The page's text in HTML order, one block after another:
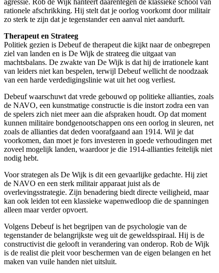
rationele afschrikking. Hij stelt dat je oorlog voorkomt door militair
zo sterk te zijn dat je tegenstander een aanval niet aandurft.
Therapeut en Strateeg
Politiek gezien is Debeuf de therapeut die kijkt naar de onbegrepen
ziel van landen en is De Wijk de strateeg die uitgaat van
machtsbalans. De zwakte van De Wijk is dat hij de irrationele kant
van leiders niet kan bespelen, terwijl Debeuf wellicht de noodzaak
van een harde verdedigingslinie wat uit het oog verliest.
Debeuf waarschuwt dat vrede gebouwd op politieke allianties, zoals
de NAVO, een kunstmatige constructie is die instort zodra een van
de spelers zich niet meer aan die afspraken houdt. Op dat moment
kunnen militaire bondgenootschappen ons een oorlog in sleuren, net
zoals de allianties dat deden voorafgaand aan 1914. Wil je dat
voorkomen, dan moet je fors investeren in goede verhoudingen met
zoveel mogelijk landen, waardoor je die 1914-allianties feitelijk niet
nodig hebt.
Voor strategen als De Wijk is dit een gevaarlijke gedachte. Hij ziet
de NAVO en een sterk militair apparaat juist als de
overlevingsstrategie. Zijn benadering biedt directe veiligheid, maar
kan ook leiden tot een klassieke wapenwedloop die de spanningen
alleen maar verder opvoert.
Volgens Debeuf is het begrijpen van de psychologie van de
tegenstander de belangrijkste weg uit de geweldsspiraal. Hij is de
constructivist die gelooft in verandering van onderop. Rob de Wijk
is de realist die pleit voor beschermen van de eigen belangen en het
maken van vuile handen niet uitsluit.